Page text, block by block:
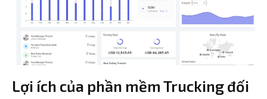
Lợi ích của phần mềm Trucking đối